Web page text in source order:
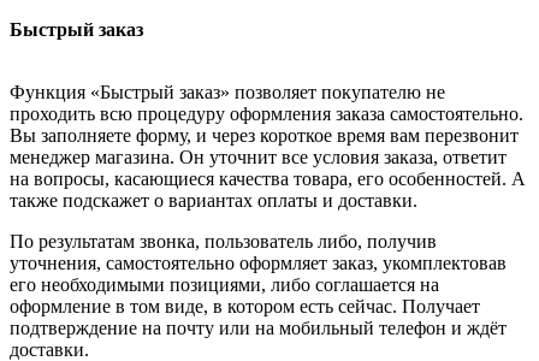
Быстрый заказ
Функция «Быстрый заказ» позволяет покупателю не
проходить всю процедуру оформления заказа самостоятельно.
Вы заполняете форму, и через короткое время вам перезвонит
менеджер магазина. Он уточнит все условия заказа, ответит
на вопросы, касающиеся качества товара, его особенностей. А
также подскажет о вариантах оплаты и доставки.
По результатам звонка, пользователь либо, получив
уточнения, самостоятельно оформляет заказ, укомплектовав
его необходимыми позициями, либо соглашается на
оформление в том виде, в котором есть сейчас. Получает
подтверждение на почту или на мобильный телефон и ждёт
доставки.